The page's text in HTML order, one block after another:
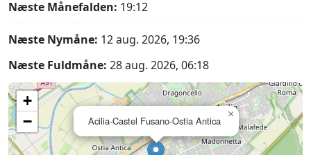
Næste Månefalden: 19:12
Næste Nymåne: 12 aug. 2026, 19:36
Næste Fuldmåne: 28 aug. 2026, 06:18
Acilia-Castel Fusano-Ostia Antica
×
+
−